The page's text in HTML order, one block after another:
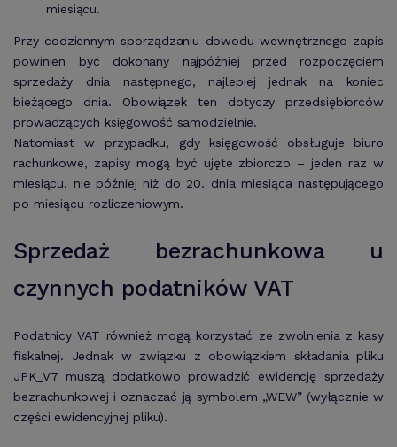
miesiącu.
Przy codziennym sporządzaniu dowodu wewnętrznego zapis
powinien być dokonany najpóźniej przed rozpoczęciem
sprzedaży dnia następnego, najlepiej jednak na koniec
bieżącego dnia. Obowiązek ten dotyczy przedsiębiorców
prowadzących księgowość samodzielnie.
Natomiast w przypadku, gdy księgowość obsługuje biuro
rachunkowe, zapisy mogą być ujęte zbiorczo – jeden raz w
miesiącu, nie później niż do 20. dnia miesiąca następującego
po miesiącu rozliczeniowym.
Sprzedaż bezrachunkowa u
czynnych podatników VAT
Podatnicy VAT również mogą korzystać ze zwolnienia z kasy
fiskalnej. Jednak w związku z obowiązkiem składania pliku
JPK_V7 muszą dodatkowo prowadzić ewidencję sprzedaży
bezrachunkowej i oznaczać ją symbolem „WEW” (wyłącznie w
części ewidencyjnej pliku).